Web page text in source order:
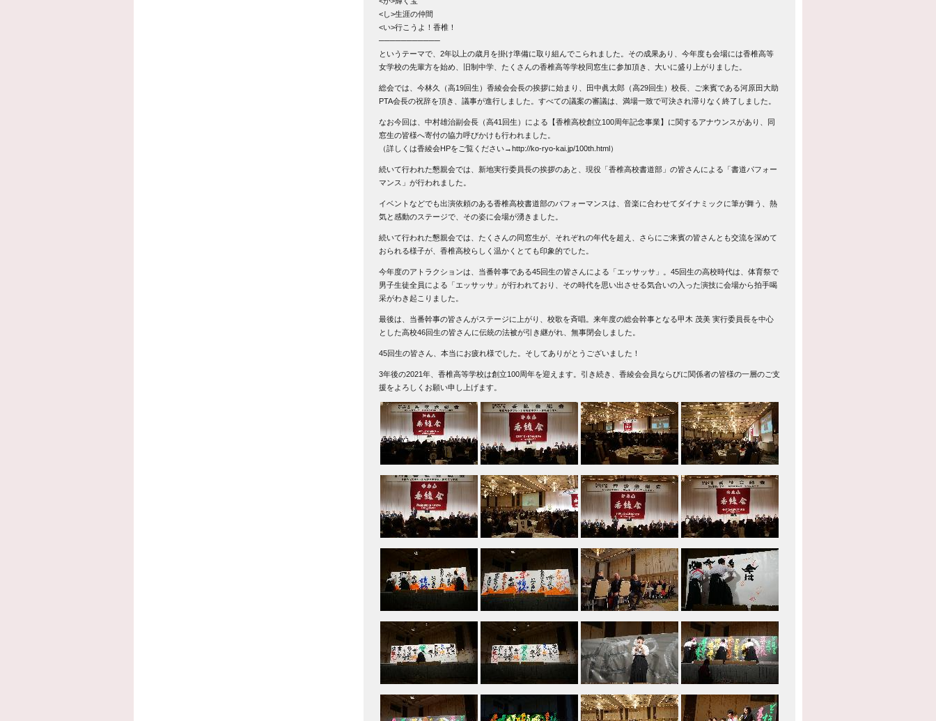
<し>生涯の仲間
<い>行こうよ！香椎！
───────────
というテーマで、2年以上の歳月を掛け準備に取り組んでこられました。その成果あり、今年度も会場には香椎高等
女学校の先輩方を始め、旧制中学、たくさんの香椎高等学校同窓生に参加頂き、大いに盛り上がりました。
総会では、今林久（高19回生）香綾会会長の挨拶に始まり、田中眞太郎（高29回生）校長、ご来賓である河原田大助
PTA会長の祝辞を頂き、議事が進行しました。すべての議案の審議は、満場一致で可決され滞りなく終了しました。
なお今回は、中村雄治副会長（高41回生）による【香椎高校創立100周年記念事業】に関するアナウンスがあり、同
窓生の皆様へ寄付の協力呼びかけも行われました。
（詳しくは香綾会HPをご覧ください→http://ko-ryo-kai.jp/100th.html）
続いて行われた懇親会では、新地実行委員長の挨拶のあと、現役「香椎高校書道部」の皆さんによる「書道パフォー
マンス」が行われました。
イベントなどでも出演依頼のある香椎高校書道部のパフォーマンスは、音楽に合わせてダイナミックに筆が舞う、熱
気と感動のステージで、その姿に会場が湧きました。
続いて行われた懇親会では、たくさんの同窓生が、それぞれの年代を超え、さらにご来賓の皆さんとも交流を深めて
おられる様子が、香椎高校らしく温かくとても印象的でした。
今年度のアトラクションは、当番幹事である45回生の皆さんによる「エッサッサ」。45回生の高校時代は、体育祭で
男子生徒全員による「エッサッサ」が行われており、その時代を思い出させる気合いの入った演技に会場から拍手喝
采がわき起こりました。
最後は、当番幹事の皆さんがステージに上がり、校歌を斉唱。来年度の総会幹事となる甲木 茂美 実行委員長を中心
とした高校46回生の皆さんに伝統の法被が引き継がれ、無事閉会しました。
45回生の皆さん、本当にお疲れ様でした。そしてありがとうございました！
3年後の2021年、香椎高等学校は創立100周年を迎えます。引き続き、香綾会会員ならびに関係者の皆様の一層のご支
援をよろしくお願い申し上げます。